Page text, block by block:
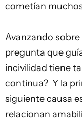
cometían
Avanzando
pregunta que
incivilidad tiene
continua? Y la
siguiente causa
relacionan